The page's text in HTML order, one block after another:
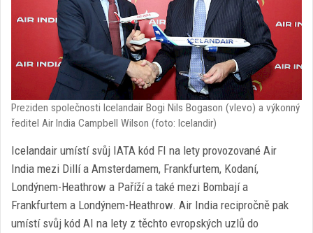
Preziden společnosti Icelandair Bogi Nils Bogason (vlevo) a výkonný
ředitel Air India Campbell Wilson (foto: Icelandir)
Icelandair umístí svůj IATA kód FI na lety provozované Air
India mezi Dillí a Amsterdamem, Frankfurtem, Kodaní,
Londýnem-Heathrow a Paříží a také mezi Bombají a
Frankfurtem a Londýnem-Heathrow. Air India recipročně pak
umístí svůj kód AI na lety z těchto evropských uzlů do